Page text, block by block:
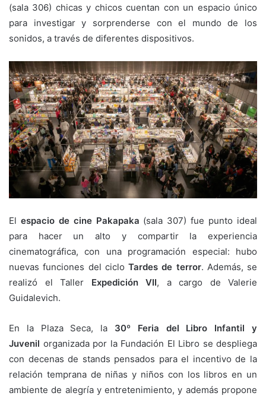
(sala 306) chicas y chicos cuentan con un espacio único
para investigar y sorprenderse con el mundo de los
sonidos, a través de diferentes dispositivos.
El espacio de cine Pakapaka (sala 307) fue punto ideal
para hacer un alto y compartir la experiencia
cinematográfica, con una programación especial: hubo
nuevas funciones del ciclo Tardes de terror. Además, se
realizó el Taller Expedición VII, a cargo de Valerie
Guidalevich.
En la Plaza Seca, la 30º Feria del Libro Infantil y
Juvenil organizada por la Fundación El Libro se despliega
con decenas de stands pensados para el incentivo de la
relación temprana de niñas y niños con los libros en un
ambiente de alegría y entretenimiento, y además propone